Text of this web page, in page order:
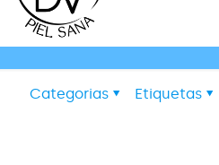
Categorias Etiquetas